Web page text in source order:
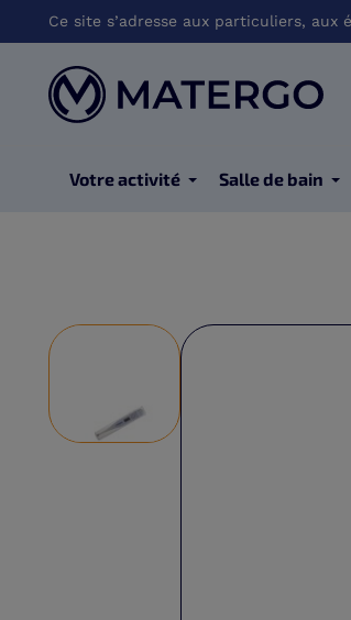
Ce site s’adresse aux particuliers,
Votre activité Salle de bain